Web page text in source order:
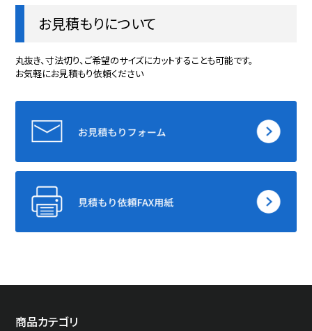
お見積もりについて
丸抜き、寸法切り、ご希望のサイズにカットすることも可能です。
お気軽にお見積もり依頼ください
商品カテゴリ